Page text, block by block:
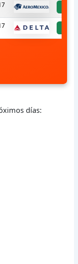
días: